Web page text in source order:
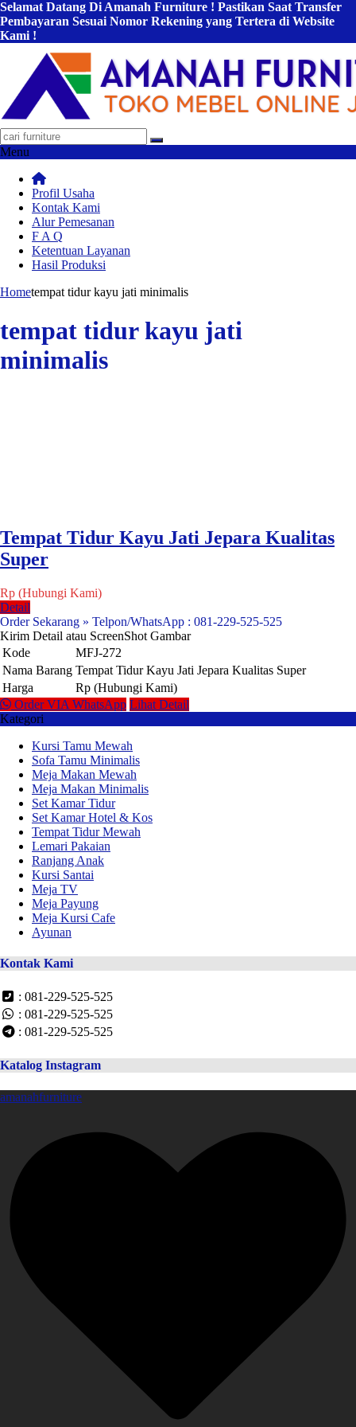
Selamat Datang Di Amanah Furniture ! Pastikan Saat Transfer
Pembayaran Sesuai Nomor Rekening yang Tertera di Website
Kami !
Menu
Profil Usaha
Kontak Kami
Alur Pemesanan
F A Q
Ketentuan Layanan
Hasil Produksi
Hometempat tidur kayu jati minimalis
tempat tidur kayu jati
minimalis
Tempat Tidur Kayu Jati Jepara Kualitas
Super
Rp (Hubungi Kami)
Detail
Order Sekarang » Telpon/WhatsApp : 081-229-525-525
Kirim Detail atau ScreenShot Gambar
Kode
MFJ-272
Nama Barang Tempat Tidur Kayu Jati Jepara Kualitas Super
Harga
Rp (Hubungi Kami)
Order VIA WhatsApp Lihat Detail
Kategori
Kursi Tamu Mewah
Sofa Tamu Minimalis
Meja Makan Mewah
Meja Makan Minimalis
Set Kamar Tidur
Set Kamar Hotel & Kos
Tempat Tidur Mewah
Lemari Pakaian
Ranjang Anak
Kursi Santai
Meja TV
Meja Payung
Meja Kursi Cafe
Ayunan
Kontak Kami
: 081-229-525-525
: 081-229-525-525
: 081-229-525-525
Katalog Instagram
amanahfurniture